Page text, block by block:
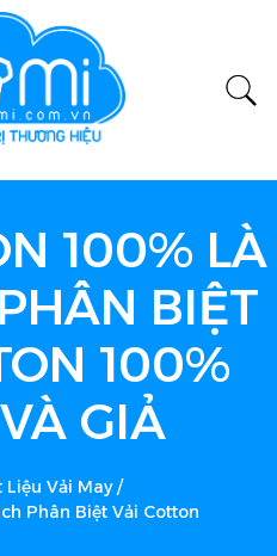
100% LÀ
BIỆT
100%
GIẢ
Liệu Vải May /
Phân Biệt Vải Cotton